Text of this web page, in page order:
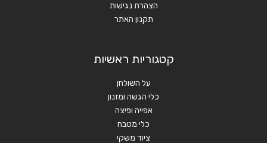
הצהרת נגישות
תקנון האתר
קטגוריות ראשיות
על השולחן
כלי הגשה ומזנון
אפייה ופיצה
כלי מטבח
ציוד משקי